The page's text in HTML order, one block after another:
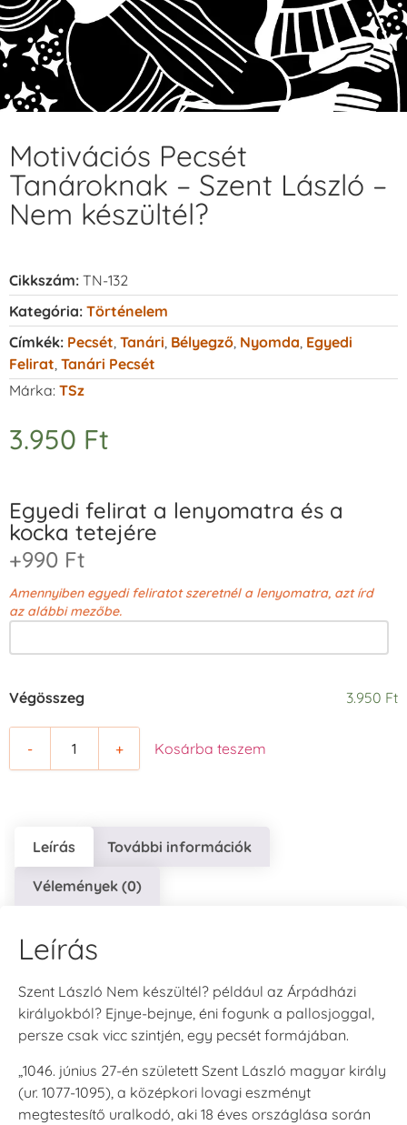
Motivációs Pecsét
Tanároknak – Szent László –
Nem készültél?
Cikkszám: TN-132
Kategória: Történelem
Címkék: Pecsét Tanári Bélyegző Nyomda Egyedi
Felirat Tanári Pecsét
Márka: TSz
3.950 Ft
Egyedi felirat a lenyomatra és a
kocka tetejére
+990 Ft
Amennyiben egyedi feliratot szeretnél a lenyomatra, azt írd
az alábbi mezőbe.
Végösszeg 3.950 Ft
- + Kosárba teszem
Leírás További információk
Vélemények (0)
Leírás
Szent László Nem készültél? például az Árpádházi
királyokból? Ejnye-bejnye, éni fogunk a pallosjoggal,
persze csak vicc szintjén, egy pecsét formájában.
„1046. június 27-én született Szent László magyar király
(ur. 1077-1095), a középkori lovagi eszményt
megtestesítő uralkodó, aki 18 éves országlása során